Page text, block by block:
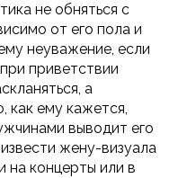
не обняться с
от его пола и
неуважение, если
приветствии
а
как ему кажется,
выводит его
жену-визуала
на концерты или в